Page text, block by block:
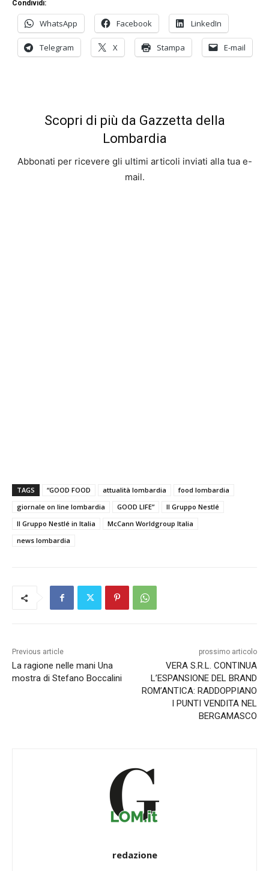
Condividi:
WhatsApp Facebook LinkedIn
Telegram X Stampa E-mail
Scopri di più da Gazzetta della
Lombardia
Abbonati per ricevere gli ultimi articoli inviati alla tua e-
mail.
TAGS “GOOD FOOD attualità lombardia
food lombardia
giornale on line lombardia
GOOD LIFE”
Il Gruppo Nestlé
Il Gruppo Nestlé in Italia
McCann Worldgroup Italia
news lombardia
Previous article
La ragione nelle mani Una
mostra di Stefano Boccalini
prossimo articolo
VERA S.R.L. CONTINUA
L’ESPANSIONE DEL BRAND
ROM’ANTICA: RADDOPPIANO
I PUNTI VENDITA NEL
BERGAMASCO
redazione